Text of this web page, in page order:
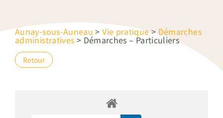
Aunay-sous-Auneau >Vie pratique>Démarches
administratives > Démarches – Particuliers
Retour